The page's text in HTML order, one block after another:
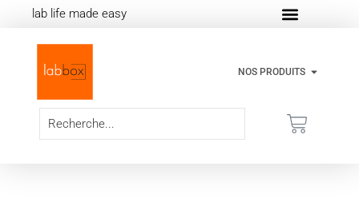
lab life made easy
NOS PRODUITS